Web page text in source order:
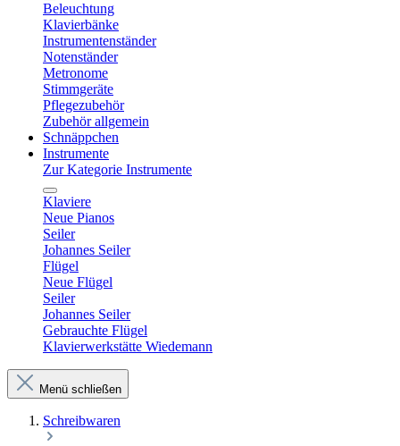
Beleuchtung
Klavierbänke
Instrumentenständer
Notenständer
Metronome
Stimmgeräte
Pflegezubehör
Zubehör allgemein
Schnäppchen
Instrumente
Zur Kategorie Instrumente
Klaviere
Neue Pianos
Seiler
Johannes Seiler
Flügel
Neue Flügel
Seiler
Johannes Seiler
Gebrauchte Flügel
Klavierwerkstätte Wiedemann
Menü schließen
Schreibwaren